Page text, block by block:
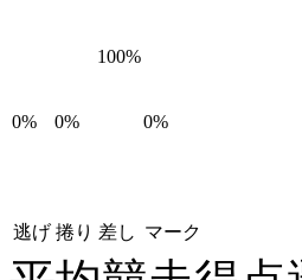
0% 0%
100%
0%
逃げ 捲り 差し マーク